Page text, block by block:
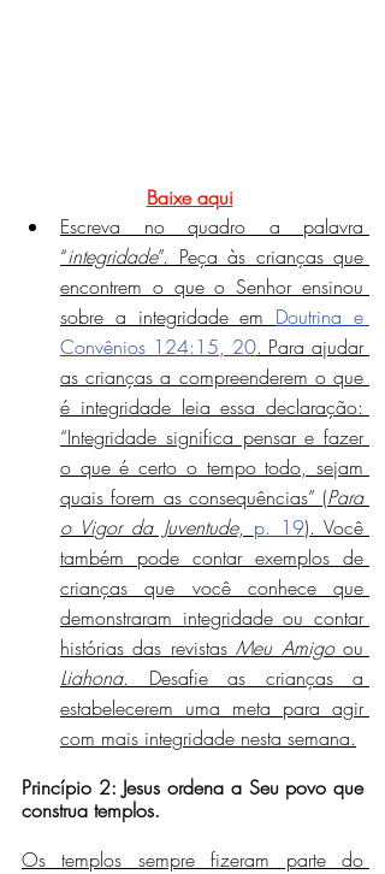
Baixe aqui
Escreva no quadro a palavra
“integridade”. Peça às crianças que
encontrem o que o Senhor ensinou
sobre a integridade em Doutrina e
Convênios 124:15, 20. Para ajudar
as crianças a compreenderem o que
é integridade leia essa declaração:
“Integridade significa pensar e fazer
o que é certo o tempo todo, sejam
quais forem as consequências” (Para
o Vigor da Juventude, p. 19). Você
também pode contar exemplos de
crianças que você conhece que
demonstraram integridade ou contar
histórias das revistas Meu Amigo
Liahona. Desafie as crianças a
estabelecerem uma meta para agir
com mais integridade nesta semana.
Princípio 2: Jesus ordena a Seu povo que
construa templos.
Os templos sempre fizeram parte do